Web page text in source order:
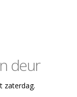
deur
zaterdag.